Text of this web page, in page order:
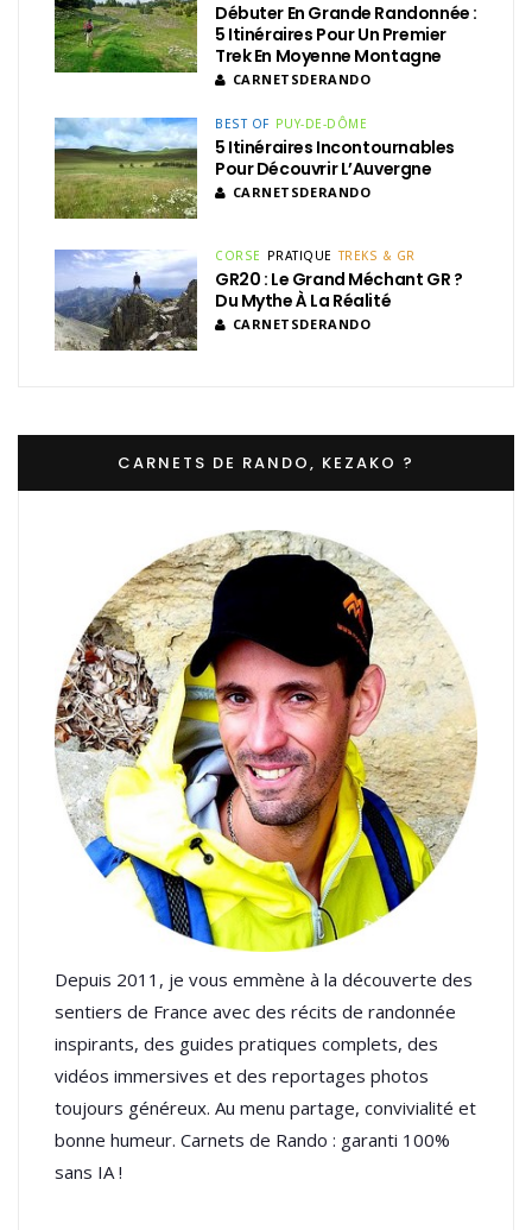
Débuter En Grande Randonnée :
5 Itinéraires Pour Un Premier
Trek En Moyenne Montagne
CARNETSDERANDO
BEST OF PUY-DE-DÔME
5 Itinéraires Incontournables
Pour Découvrir L’Auvergne
CARNETSDERANDO
CORSE PRATIQUE TREKS & GR
GR20 : Le Grand Méchant GR ?
Du Mythe À La Réalité
CARNETSDERANDO
CARNETS DE RANDO, KEZAKO ?
Depuis 2011, je vous emmène à la découverte des
sentiers de France avec des récits de randonnée
inspirants, des guides pratiques complets, des
vidéos immersives et des reportages photos
toujours généreux. Au menu partage, convivialité et
bonne humeur. Carnets de Rando : garanti 100%
sans IA !